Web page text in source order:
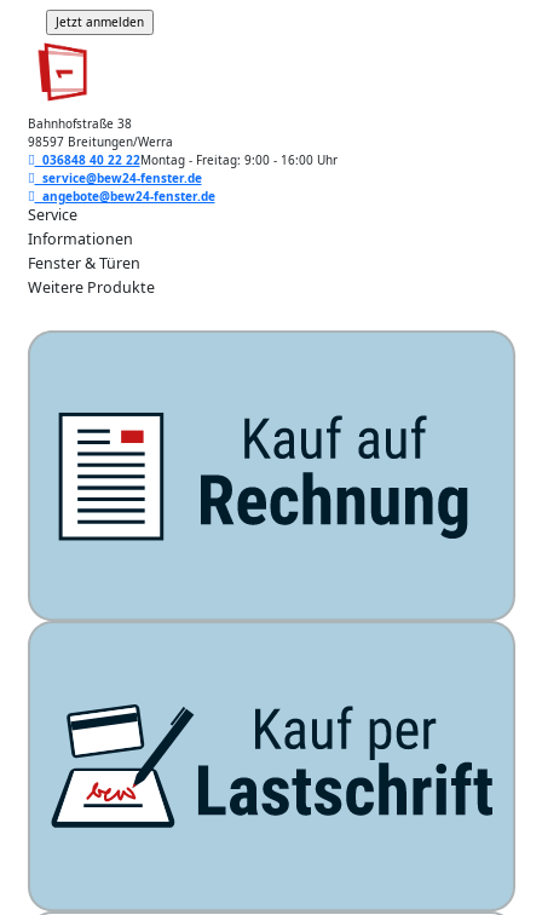
Bahnhofstraße 38
98597 Breitungen/Werra
036848 40 22 22Montag - Freitag: 9:00 - 16:00 Uhr
service@bew24-fenster.de
angebote@bew24-fenster.de
Service
Informationen
Fenster & Türen
Weitere Produkte